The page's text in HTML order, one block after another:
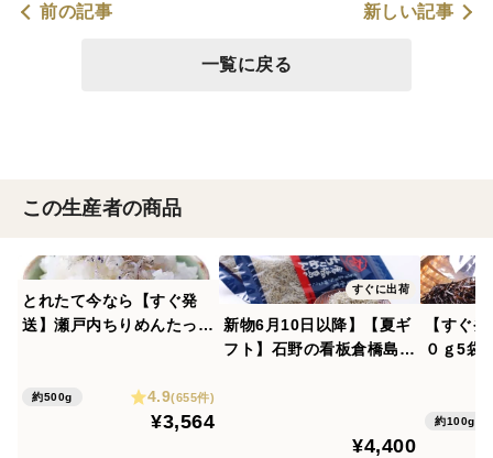
前の記事 新しい記事
一覧に戻る
この生産者の商品
とれたて今なら【すぐ発
送】瀬戸内ちりめんたっぷ
お得！乾燥が絶妙賞味期限
60日 最短明日着1袋～2
約500g 4.9(655件)
¥3,564
すぐに出荷
新物6月10日以降】【夏ギ
フト】石野の看板倉橋島の
たり大きさのばらつきのな
¥4,400
【すぐ
０ｇ5袋
がおす
約100g